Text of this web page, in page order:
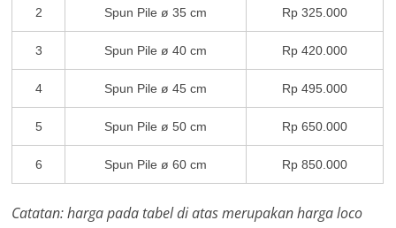
2 Spun Pile ø 35 cm Rp 325.000
3 Spun Pile ø 40 cm Rp 420.000
4 Spun Pile ø 45 cm Rp 495.000
5 Spun Pile ø 50 cm Rp 650.000
6 Spun Pile ø 60 cm Rp 850.000
Catatan: harga pada tabel di atas merupakan harga loco